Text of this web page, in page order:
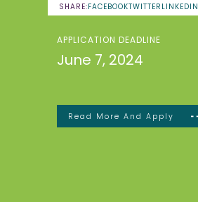
SHARE:FACEBOOKTWITTER LINKEDIN
APPLICATION DEADLINE
June 7, 2024
Read More And Apply